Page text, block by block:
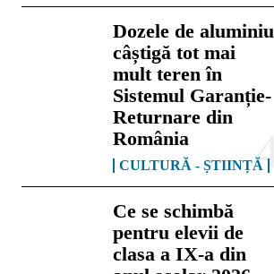
Dozele de aluminiu
câștigă tot mai
mult teren în
Sistemul Garanție-
Returnare din
România
CULTURĂ - ȘTIINȚĂ
Ce se schimbă
pentru elevii de
clasa a IX-a din